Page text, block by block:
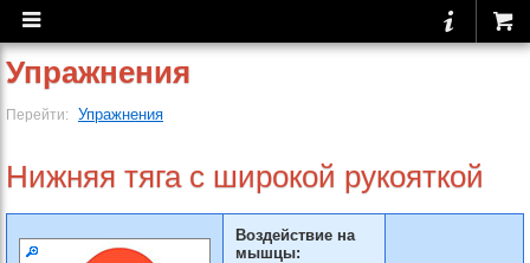
Упражнения
Перейти: Упражнения
Нижняя тяга с широкой рукояткой
Воздействие на
мышцы: